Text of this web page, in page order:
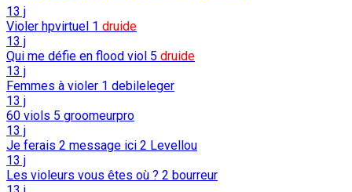
13 j
Violer hpvirtuel 1 druide
13 j
Qui me défie en flood viol 5 druide
13 j
Femmes à violer 1 debileleger
13 j
60 viols 5 groomeurpro
13 j
Je ferais 2 message ici 2 Levellou
13 j
Les violeurs vous êtes où ? 2 bourreur